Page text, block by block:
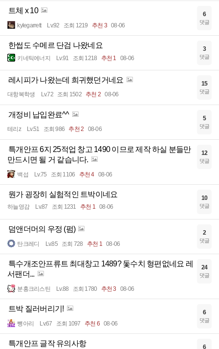
트체 x 10
kylegarrett Lv.92 조회 1219 추천 3 08-06
6
댓글
한썹도 수메르 단검 나왔네요
키네틱에너지 Lv.91 조회 1218 추천 1 08-06
3
댓글
레시피가 나왔는데 희귀했던거네요
대항복학생 Lv.72 조회 1502 추천 2 08-06
15
댓글
개정비 납입완료^^
테리z Lv.51 조회 986 추천 2 08-06
5
댓글
특개안프 6지 25적업 창고 1490 이므로 제작 하실 분들만
만드시면 될 거 같습니다.
백섭 Lv.75 조회 1106 추천 4 08-06
12
댓글
뭔가 굉장히 실험적인 트박이네요
하늘영감 Lv.87 조회 1231 추천 1 08-06
10
댓글
덤앤더머의 우정 (펌)
탄크레디 Lv.85 조회 728 추천 1 08-06
2
댓글
특수개조안프류트 최대창고 1489? 돛수치 형편없네요 레
서팬더...
분홍크리스틴 Lv.88 조회 1780 추천 3 08-06
24
댓글
트박 질러버리기!
뺑아리 Lv.67 조회 1097 추천 6 08-06
6
댓글
특개안프 글작 유의사항 6